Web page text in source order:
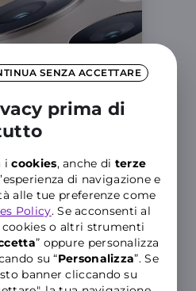
SENZA ACCETTARE
prima di
icookies, anche di terze
di navigazione e
alle tue preferenze come
Policy. Se acconsenti al
o altri strumenti
” oppure personalizza
su “Personalizza”. Se
banner cliccando su
qualità ZEISS
è progettata nel
ottici ZEISS.
con il sensore Sony